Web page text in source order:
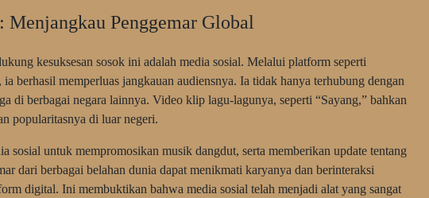
Penggemar Global
kesuksesan sosok ini adalah media sosial. Melalui platform seperti
berhasil memperluas jangkauan audiensnya. Ia tidak hanya terhubung dengan
di berbagai negara lainnya. Video klip lagu-lagunya, seperti “Sayang,” bahkan
popularitasnya di luar negeri.
sosial untuk mempromosikan musik dangdut, serta memberikan update tentang
dari berbagai belahan dunia dapat menikmati karyanya dan berinteraksi
digital. Ini membuktikan bahwa media sosial telah menjadi alat yang sangat